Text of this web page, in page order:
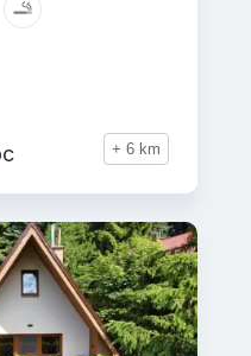
+ 6 km